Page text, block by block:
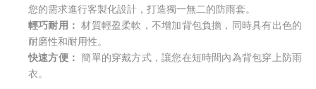
您的需求進行客製化設計，打造獨一無二的防雨套。
輕巧耐用： 材質輕盈柔軟，不增加背包負擔，同時具有出色的
耐磨性和耐用性。
快速方便： 簡單的穿戴方式，讓您在短時間內為背包穿上防雨
衣。